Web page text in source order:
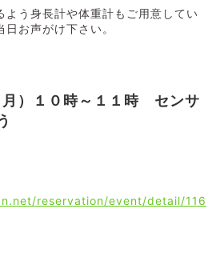
よう身長計や体重計もご用意してい
お声がけ下さい。
）１０時～１１時 センサ
reservation/event/detail/116